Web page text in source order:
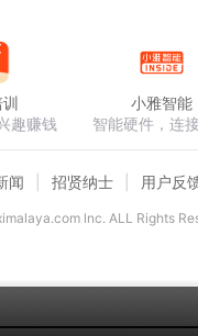
趣赚钱
小雅智能
智能硬件，连
闻 招贤纳士 用户反
lnc. ALL Rights